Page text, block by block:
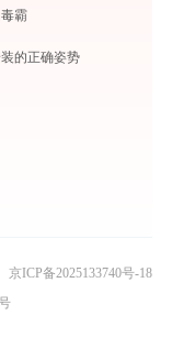
霸
的正确姿势
京ICP备2025133740号-18